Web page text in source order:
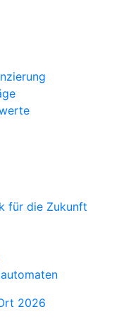
für die Zukunft
2026